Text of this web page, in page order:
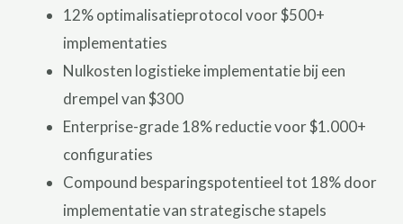
12% optimalisatieprotocol voor $500+
implementaties
Nulkosten logistieke implementatie bij een
drempel van $300
Enterprise-grade 18% reductie voor $1.000+
configuraties
Compound besparingspotentieel tot 18% door
implementatie van strategische stapels